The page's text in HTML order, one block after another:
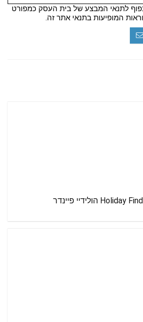
לתנאי המבצע של בית העסק כמפורט
המופיעות בתנאי אתר זה.